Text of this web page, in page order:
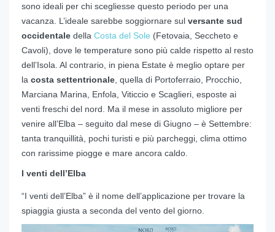
sono ideali per chi scegliesse questo periodo per una
vacanza. L’ideale sarebbe soggiornare sul versante sud
occidentale della Costa del Sole (Fetovaia, Seccheto e
Cavoli), dove le temperature sono più calde rispetto al resto
dell’Isola. Al contrario, in piena Estate è meglio optare per
la costa settentrionale , quella di Portoferraio, Procchio,
Marciana Marina, Enfola, Viticcio e Scaglieri, esposte ai
venti freschi del nord. Ma il mese in assoluto migliore per
venire all’Elba – seguito dal mese di Giugno – è Settembre:
tanta tranquillità, pochi turisti e più parcheggi, clima ottimo
con rarissime piogge e mare ancora caldo.
I venti dell’Elba
“I venti dell’Elba” è il nome dell’applicazione per trovare la
spiaggia giusta a seconda del vento del giorno.